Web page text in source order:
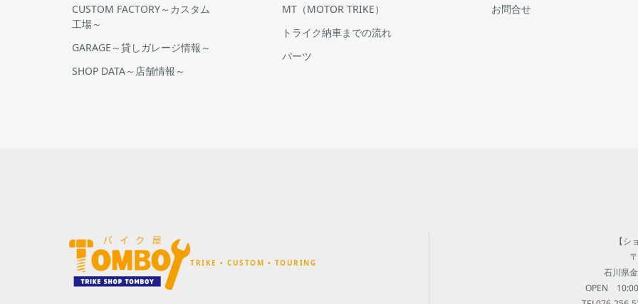
CUSTOM FACTORY～カスタム
工場～
GARAGE～貸しガレージ情報～
SHOP DATA～店舗情報～
MT（MOTOR TRIKE）
トライク納車までの流れ
パーツ
お問合せ
【シ
石川県
OPEN